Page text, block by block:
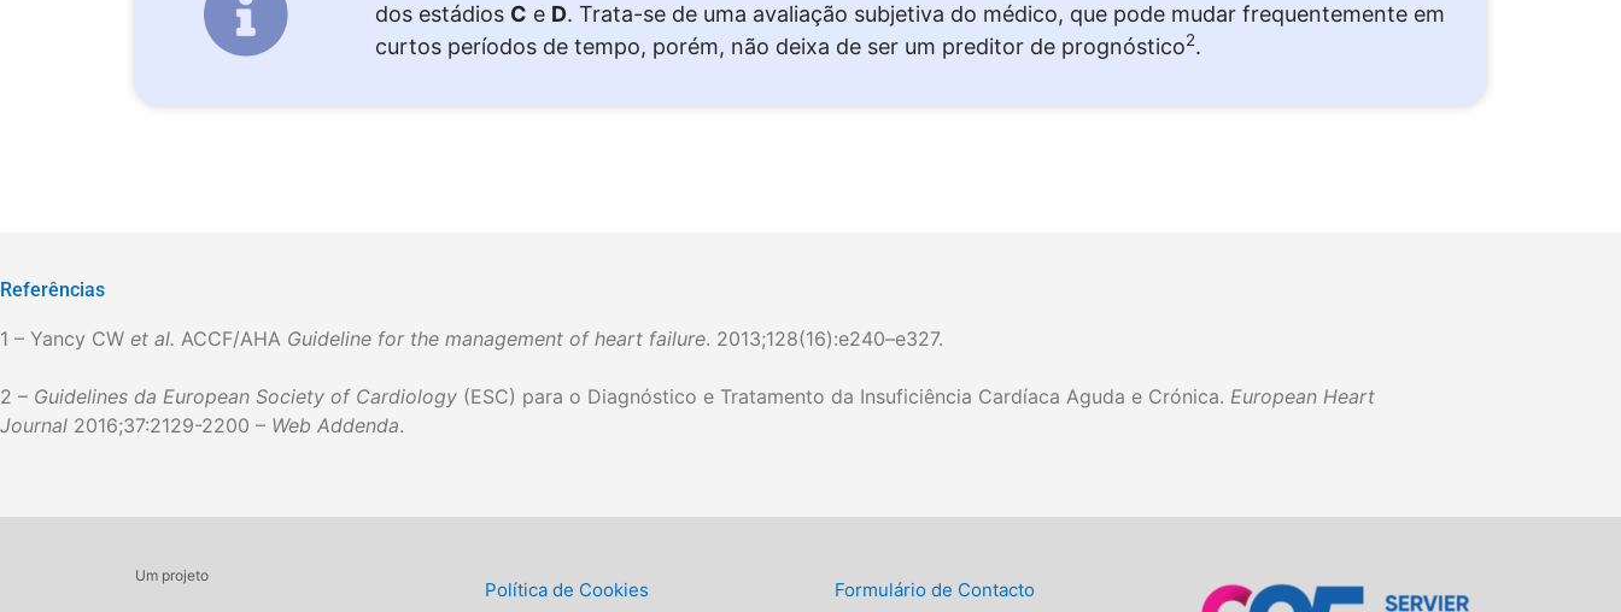
dos estádios C e D. Trata-se de uma avaliação subjetiva do médico, que pode mudar frequentemente em
curtos períodos de tempo, porém, não deixa de ser um preditor de prognóstico2.
Referências
1 – Yancy CW et al. ACCF/AHA Guideline for the management of heart failure. 2013;128(16):e240–e327.
2 – Guidelines da European Society of Cardiology (ESC) para o Diagnóstico e Tratamento da Insuficiência Cardíaca Aguda e Crónica. European Heart
Journal 2016;37:2129-2200 – Web Addenda.
Um projeto
Política de Cookies Formulário de Contacto